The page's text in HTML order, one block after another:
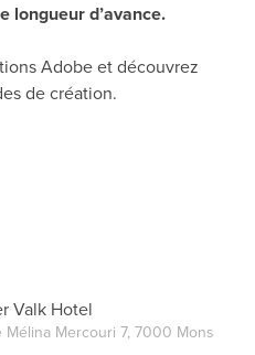
longueur d’avance.
Adobe et découvrez
de création.
Valk Hotel
Mélina Mercouri 7, 7000 Mons